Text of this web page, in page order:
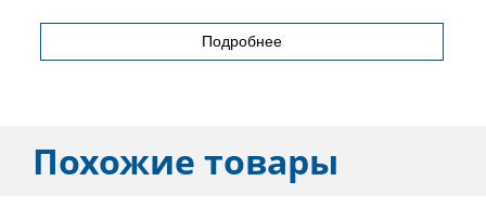
Подробнее
Похожие товары